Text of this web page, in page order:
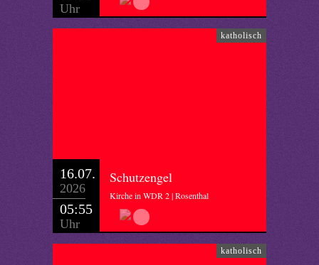
Uhr
katholisch
16.07.
2026
05:55
Uhr
Schutzengel
Kirche in WDR 2 | Rosenthal
katholisch